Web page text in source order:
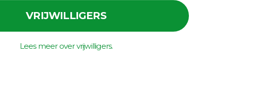
VRIJWILLIGERS
Lees meer over vrijwilligers.